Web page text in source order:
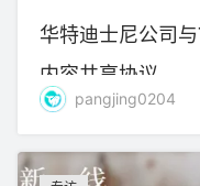
华特迪士尼公司
内容共享协议
pangjing0204